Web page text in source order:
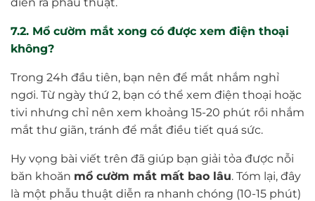
7.2. Mổ cườm mắt xong có được xem điện thoại
không?
Trong 24h đầu tiên, bạn nên để mắt nhắm nghỉ
ngơi. Từ ngày thứ 2, bạn có thể xem điện thoại hoặc
tivi nhưng chỉ nên xem khoảng 15-20 phút rồi nhắm
mắt thư giãn, tránh để mắt điều tiết quá sức.
Hy vọng bài viết trên đã giúp bạn giải tỏa được nỗi
băn khoăn mổ cườm mắt mất bao lâu. Tóm lại, đây
là một phẫu thuật diễn ra nhanh chóng (10-15 phút)